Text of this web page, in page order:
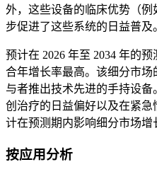
外，这些设备的临床优势（
步促进了这些系统的日益普及
预计在 2026 年至 2034 年的
合年增长率最高。该细分市
与者推出技术先进的手持设
创治疗的日益偏好以及在紧
计在预测期内影响细分市场增
按应用分析